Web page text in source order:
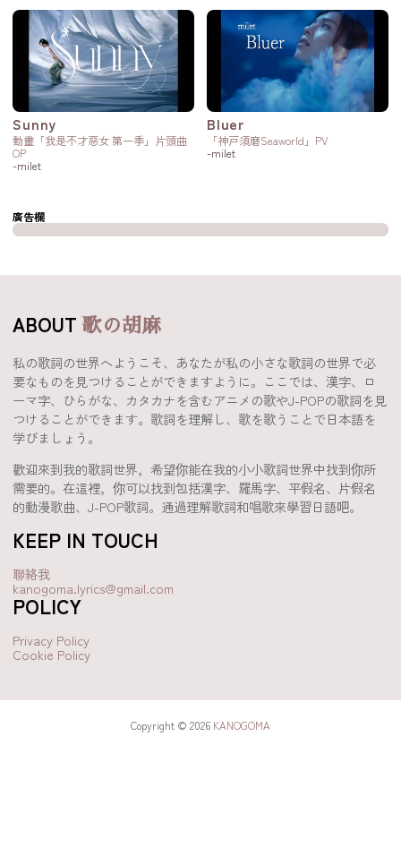
Sunny
動畫「我是不才惡女 第一季」片頭曲
OP
-milet
Bluer
「神戸須磨Seaworld」PV
-milet
廣告欄
ABOUT歌の胡麻
私の歌詞の世界へようこそ、あなたが私の小さな歌詞の世界で必
要なものを見つけることができますように。ここでは、漢字、ロ
ーマ字、ひらがな、カタカナを含むアニメの歌やJ-POPの歌詞を見
つけることができます。歌詞を理解し、歌を歌うことで日本語を
学びましょう。
歡迎來到我的歌詞世界，希望你能在我的小小歌詞世界中找到你所
需要的。在這裡，你可以找到包括漢字、羅馬字、平假名、片假名
的動漫歌曲、J-POP歌詞。通過理解歌詞和唱歌來學習日語吧。
KEEP IN TOUCH
聯絡我
kanogoma.lyrics@gmail.com
POLICY
Privacy Policy
Cookie Policy
Copyright © 2026 KANOGOMA